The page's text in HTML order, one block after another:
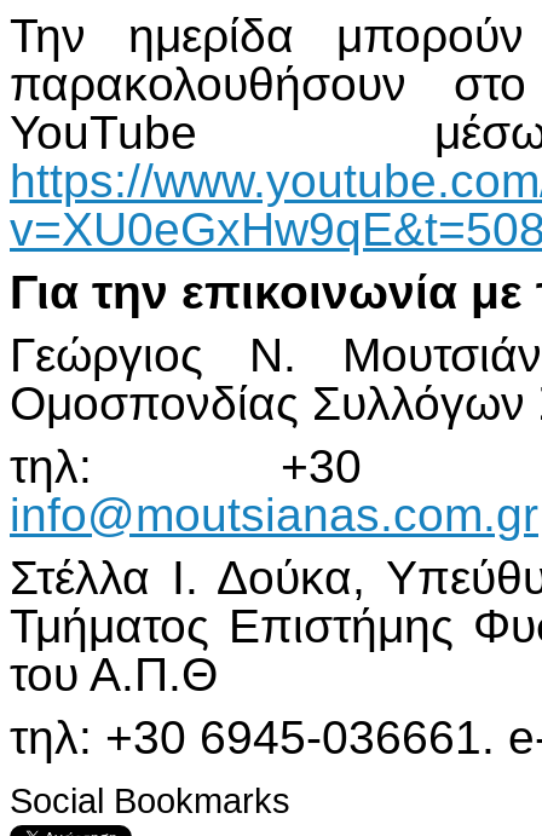
Την ημερίδα
παρακολουθήσουν
YouTube
https://
Για την επικοινωνία
Γεώργιος Ν.
Ομοσπονδίας
τηλ: +30
info@moutsianas.com.gr
Στέλλα Ι. Δούκα,
Τμήματος Επιστήμης
του Α.Π.Θ
τηλ: +30 6945-036661.
Social Bookmarks